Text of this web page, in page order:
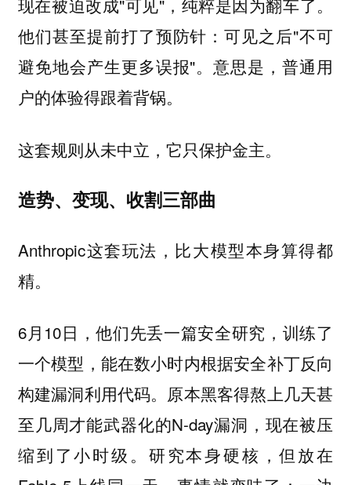
他们甚至提前打了预防针：可见之后"不可
避免地会产生更多误报"。意思是，普通用
户的体验得跟着背锅。
这套规则从未中立，它只保护金主。
造势、变现、收割三部曲
Anthropic这套玩法，比大模型本身算得都
精。
6月10日，他们先丢一篇安全研究，训练了
一个模型，能在数小时内根据安全补丁反向
构建漏洞利用代码。原本黑客得熬上几天甚
至几周才能武器化的N-day漏洞，现在被压
缩到了小时级。研究本身硬核，但放在